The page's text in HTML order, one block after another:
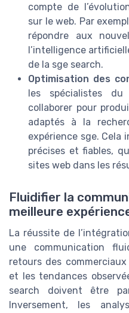
compte de
sur le web. Par
répondre aux
l’intelligence
de la sge search.
Optimisation des
les spécialistes
collaborer pour
adaptés à la
expérience sge. Cela
précises et fiables,
sites web dans les
Fluidifier la
meilleure
La réussite de
une communication
retours des
et les tendances
search doivent être
Inversement, les